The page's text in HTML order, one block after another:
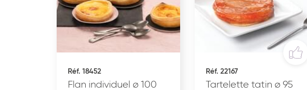
AMÉRICAINE
VIENNOISERIE
PÂTISSERIE DESSERTS
GLACÉS
Réf. 18452
Flan individuel ø 100
Réf. 22167
Tartelette tatin ø 95